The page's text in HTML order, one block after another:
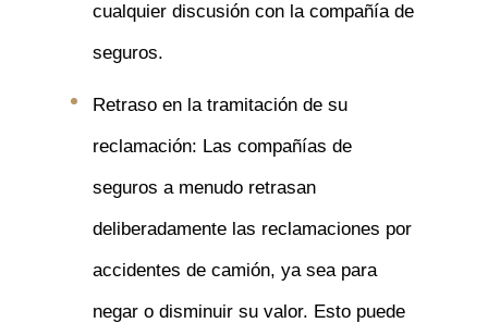
cualquier discusión con la compañía de
seguros.
Retraso en la tramitación de su
reclamación: Las compañías de
seguros a menudo retrasan
deliberadamente las reclamaciones por
accidentes de camión, ya sea para
negar o disminuir su valor. Esto puede